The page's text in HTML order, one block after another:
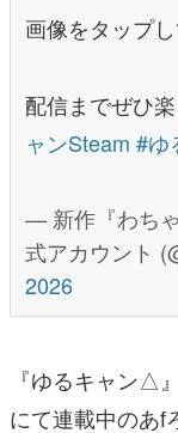
画像をタップ
配信までぜひ
ャンSteam #ゆ
— 新作『わち
式アカウント
2026
『ゆるキャン△
にて連載中のあf